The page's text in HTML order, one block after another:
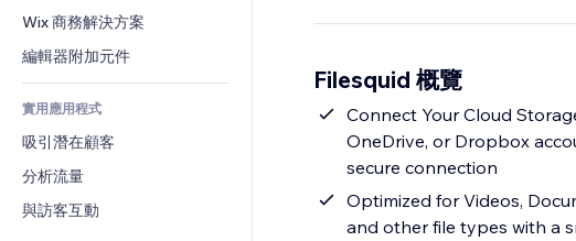
食品及飲料
新聞
內容服務
橫幅與徽章
計算機
搜尋
天氣
圖表與表格
電話
社群
評價與推薦
CRM
Wix 商務解決方案
編輯器附加元件
實用應用程式
吸引潛在顧客
分析流量
與訪客互動
Filesquid 概覽
Connect Your Cloud
OneDrive, or Dropbox
secure connection
Optimized for Videos,
and other file types with a